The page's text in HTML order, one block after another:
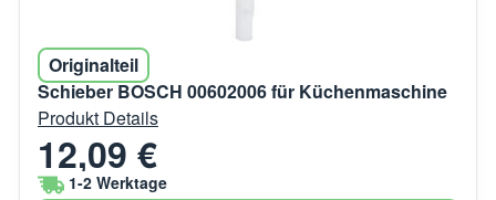
Originalteil
Schieber BOSCH 00602006 für Küchenmaschine
Produkt Details
12,09 €
1-2 Werktage